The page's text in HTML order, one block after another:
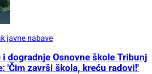
javne nabave
i dogradnje Osnovne škole Tribunj
'Čim završi škola, kreću radovi!'